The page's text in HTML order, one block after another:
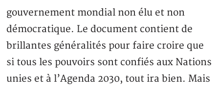
gouvernement mondial non élu et non
démocratique. Le document contient de
brillantes généralités pour faire croire que
si tous les pouvoirs sont confiés aux Nations
unies et à l’Agenda 2030, tout ira bien. Mais